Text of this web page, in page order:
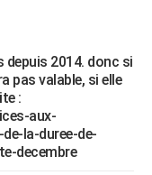
2014. donc si
pas valable, si elle
:
aux-
la-duree-de-
decembre